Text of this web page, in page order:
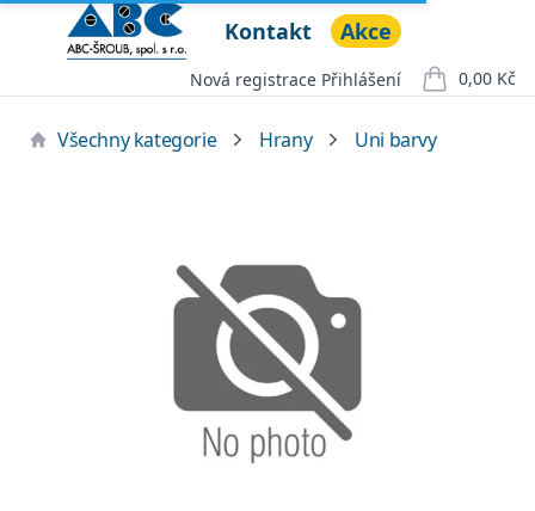
Open menu
ABC ŠROUB, spol. s r.o.Kontakt Akce
Nová registrace Přihlášení 0,00 Kč
položek v
Všechny kategorie
Hrany Uni barvy